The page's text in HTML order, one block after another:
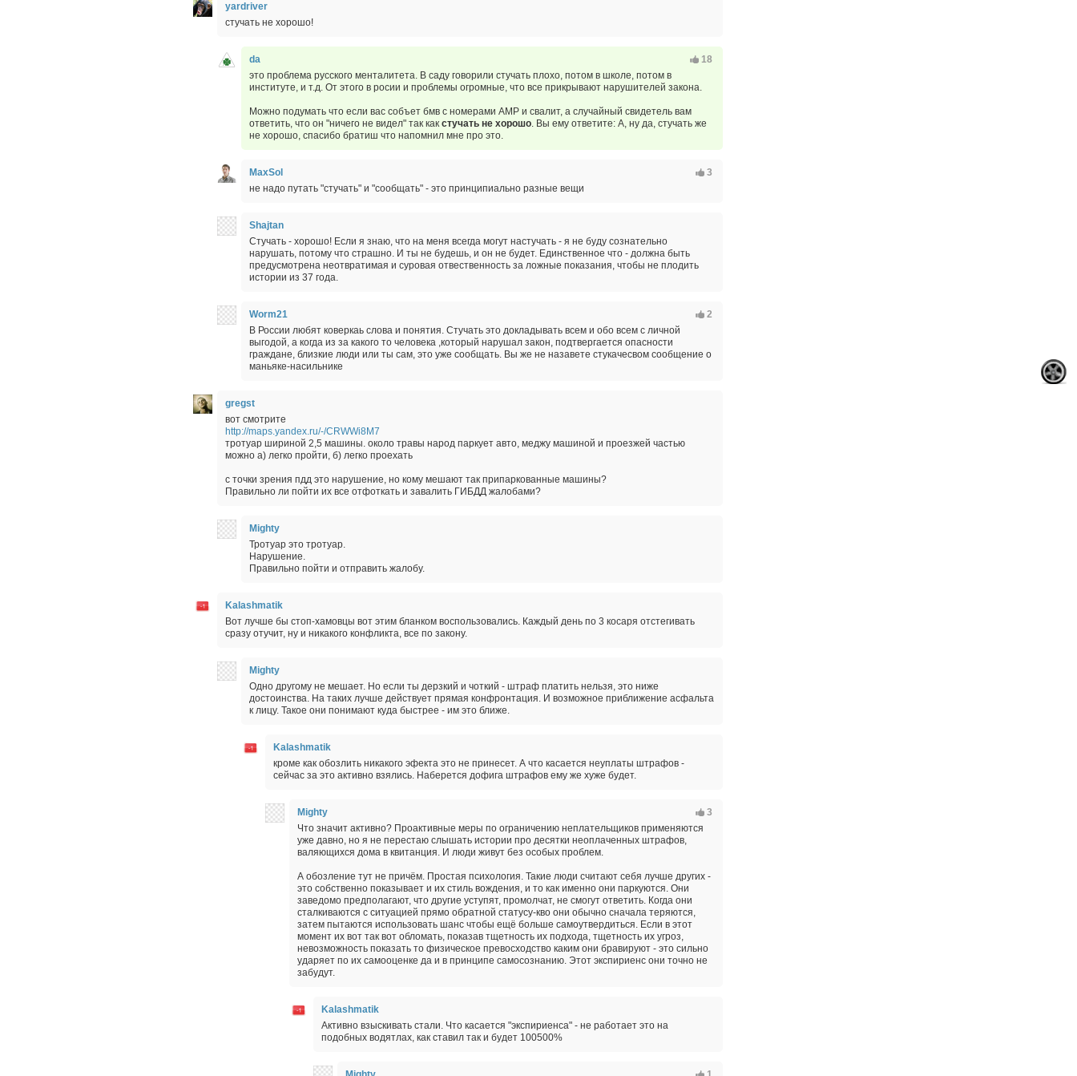
yardriver
стучать не хорошо!
18
da
это проблема русского менталитета. В саду говорили стучать плохо, потом в школе, потом в
институте, и т.д. От этого в росии и проблемы огромные, что все прикрывают нарушителей закона.
Можно подумать что если вас собъет бмв с номерами АМР и свалит, а случайный свидетель вам
ответить, что он "ничего не видел" так как стучать не хорошо. Вы ему ответите: А, ну да, стучать же
не хорошо, спасибо братиш что напомнил мне про это.
3
MaxSol
не надо путать "стучать" и "сообщать" - это принципиально разные вещи
Shajtan
Стучать - хорошо! Если я знаю, что на меня всегда могут настучать - я не буду сознательно
нарушать, потому что страшно. И ты не будешь, и он не будет. Единственное что - должна быть
предусмотрена неотвратимая и суровая отвественность за ложные показания, чтобы не плодить
истории из 37 года.
2
Worm21
В России любят коверкаь слова и понятия. Стучать это докладывать всем и обо всем с личной
выгодой, а когда из за какого то человека ,который нарушал закон, подтвергается опасности
граждане, близкие люди или ты сам, это уже сообщать. Вы же не назавете стукачесвом сообщение о
маньяке-насильнике
gregst
вот смотрите
http://maps.yandex.ru/-/CRWWi8M7
тротуар шириной 2,5 машины. около травы народ паркует авто, меджу машиной и проезжей частью
можно а) легко пройти, б) легко проехать
с точки зрения пдд это нарушение, но кому мешают так припаркованные машины?
Правильно ли пойти их все отфоткать и завалить ГИБДД жалобами?
Mighty
Тротуар это тротуар.
Нарушение.
Правильно пойти и отправить жалобу.
Kalashmatik
Вот лучше бы стоп-хамовцы вот этим бланком воспользовались. Каждый день по 3 косаря отстегивать
сразу отучит, ну и никакого конфликта, все по закону.
Mighty
Одно другому не мешает. Но если ты дерзкий и чоткий - штраф платить нельзя, это ниже
достоинства. На таких лучше действует прямая конфронтация. И возможное приближение асфальта
к лицу. Такое они понимают куда быстрее - им это ближе.
Kalashmatik
кроме как обозлить никакого эфекта это не принесет. А что касается неуплаты штрафов -
сейчас за это активно взялись. Наберется дофига штрафов ему же хуже будет.
3
Mighty
Что значит активно? Проактивные меры по ограничению неплательщиков применяются
уже давно, но я не перестаю слышать истории про десятки неоплаченных штрафов,
валяющихся дома в квитанция. И люди живут без особых проблем.
А обозление тут не причём. Простая психология. Такие люди считают себя лучше других -
это собственно показывает и их стиль вождения, и то как именно они паркуются. Они
заведомо предполагают, что другие уступят, промолчат, не смогут ответить. Когда они
сталкиваются с ситуацией прямо обратной статусу-кво они обычно сначала теряются,
затем пытаются использовать шанс чтобы ещё больше самоутвердиться. Если в этот
момент их вот так вот обломать, показав тщетность их подхода, тщетность их угроз,
невозможность показать то физическое превосходство каким они бравируют - это сильно
ударяет по их самооценке да и в принципе самосознанию. Этот экспириенс они точно не
забудут.
Kalashmatik
Активно взыскивать стали. Что касается "экспириенса" - не работает это на
подобных водятлах, как ставил так и будет 100500%